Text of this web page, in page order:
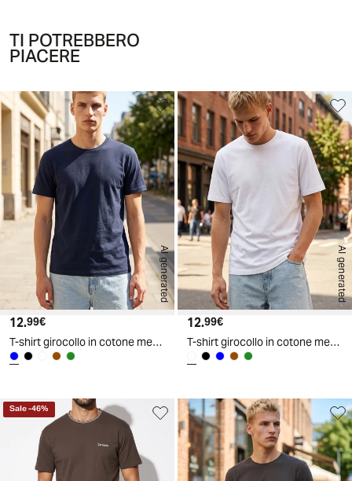
TI POTREBBERO
PIACERE
AI generated
Prezzo attuale
12.99€
T-shirt girocollo in cotone mercerizzato - Blu
AI generated
Prezzo attuale
12.99€
T-shirt girocollo in cotone mercerizzato - Bianco
Sale-46%